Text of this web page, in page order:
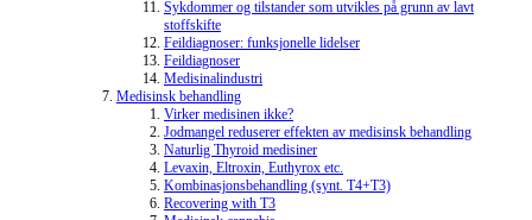
Sykdommer og tilstander som utvikles på grunn av lavt
stoffskifte
Feildiagnoser: funksjonelle lidelser
Feildiagnoser
Medisinalindustri
Medisinsk behandling
Virker medisinen ikke?
Jodmangel reduserer effekten av medisinsk behandling
Naturlig Thyroid medisiner
Levaxin, Eltroxin, Euthyrox etc.
Kombinasjonsbehandling (synt. T4+T3)
Recovering with T3